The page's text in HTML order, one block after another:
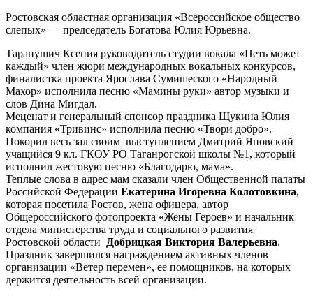
Ростовская областная организация «Всероссийское общество
слепых» — председатель Богатова Юлия Юрьевна.
Таранушич Ксения руководитель студии вокала «Петь может
каждый» член жюри международных вокальных конкурсов,
финалистка проекта Ярослава Сумишеского «Народный
Махор» исполнила песню «Мамины руки» автор музыки и
слов Дина Мигдал.
Меценат и генеральный спонсор праздника Щукина Юлия
компания «Тривинс» исполнила песню «Твори добро».
Покорил весь зал своим выступлением Дмитрий Яновский
учащийся 9 кл. ГКОУ РО Таганрогской школы №1, который
исполнил жестовую песню «Благодарю, мама».
Теплые слова в адрес мам сказали член Общественной палаты
Российской Федерации Екатерина Игоревна Колотовкина,
которая посетила Ростов, жена офицера, автор
Общероссийского фотопроекта «Жены Героев» и начальник
отдела министерства труда и социального развития
Ростовской области
Добрицкая Виктория Валерьевна.
Праздник завершился награждением активных членов
организации «Ветер перемен», ее помощников, на которых
держится деятельность всей организации.